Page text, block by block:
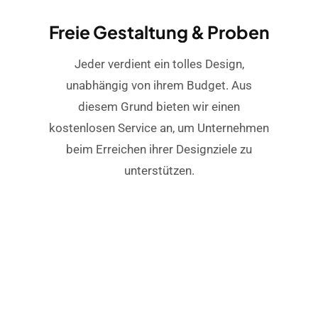
Freie Gestaltung & Proben
Jeder verdient ein tolles Design,
unabhängig von ihrem Budget. Aus
diesem Grund bieten wir einen
kostenlosen Service an, um Unternehmen
beim Erreichen ihrer Designziele zu
unterstützen.